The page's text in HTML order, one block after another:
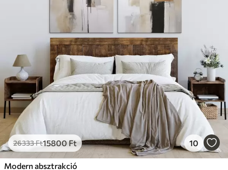
26333Ft15800Ft 10
Modern absztrakció